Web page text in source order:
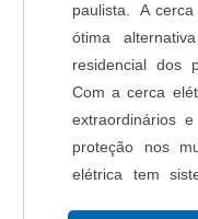
paulista. A
ótima
residencial dos
Com a cerca
extraordinários
proteção nos
elétrica tem